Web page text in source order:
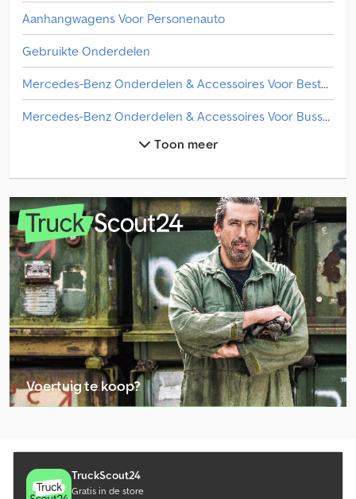
Aanhangwagens Voor Personenauto
Gebruikte Onderdelen
Mercedes-Benz Onderdelen & Accessoires Voor Bestelwagens
Mercedes-Benz Onderdelen & Accessoires Voor Bussen
Onderdelen & Accessoires Voor Aanhangers
Onderdelen & Accessoires Voor Bussen
Onderdelen & Toebehoren Voor Bouwmachines
Onderdelen En Toebehoren Voor Gemeentelijke Voertuigen
Onderdelen En Toebehoren Voor Landbouwmachines
Overige Aanhangwagens Voor Bouwmachines
Overige Aanhangwagens Voor Personenauto
Overige Bestelwagen Chassis
Overige Onderdelen & Accessoires Voor Aanhangers
Toon meer
Voertuig te koop?
TruckScout24
Gratis in de store